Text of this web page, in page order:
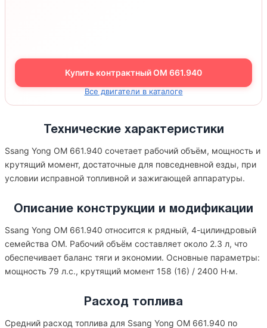
Купить контрактный OM 661.940
Все двигатели в каталоге
Технические характеристики
Ssang Yong OM 661.940 сочетает рабочий объём, мощность и
крутящий момент, достаточные для повседневной езды, при
условии исправной топливной и зажигающей аппаратуры.
Описание конструкции и модификации
Ssang Yong OM 661.940 относится к рядный, 4-цилиндровый
семейства OM. Рабочий объём составляет около 2.3 л, что
обеспечивает баланс тяги и экономии. Основные параметры:
мощность 79 л.с., крутящий момент 158 (16) / 2400 Н·м.
Расход топлива
Средний расход топлива для Ssang Yong OM 661.940 по